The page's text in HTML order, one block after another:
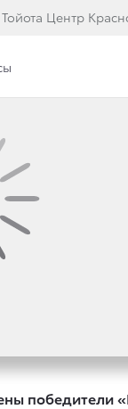
Тойота Центр
победители